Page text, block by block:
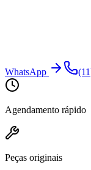
WhatsApp
Agendamento rápido
Peças originais